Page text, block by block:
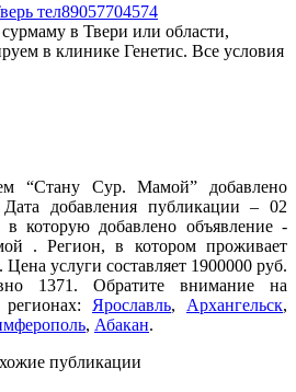
тел89057704574
в Твери или области,
в клинике Генетис. Все условия
“Стану Сур. Мамой” добавлено
Дата добавления публикации – 02
в которую добавлено объявление -
. Регион, в котором проживает
услуги составляет 1900000 руб.
1371. Обратите внимание на
Ярославль, Архангельск,
, Абакан.
публикации